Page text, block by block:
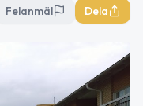
Felanmäl Dela